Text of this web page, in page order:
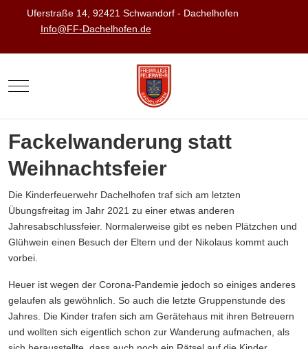
Uferstraße 14, 92421 Schwandorf - Dachelhofen
Info@FF-Dachelhofen.de
Mobile Menu Toggle
Fackelwanderung statt
Weihnachtsfeier
Die Kinderfeuerwehr Dachelhofen traf sich am letzten
Übungsfreitag im Jahr 2021 zu einer etwas anderen
Jahresabschlussfeier. Normalerweise gibt es neben Plätzchen und
Glühwein einen Besuch der Eltern und der Nikolaus kommt auch
vorbei.
Heuer ist wegen der Corona-Pandemie jedoch so einiges anderes
gelaufen als gewöhnlich. So auch die letzte Gruppenstunde des
Jahres. Die Kinder trafen sich am Gerätehaus mit ihren Betreuern
und wollten sich eigentlich schon zur Wanderung aufmachen, als